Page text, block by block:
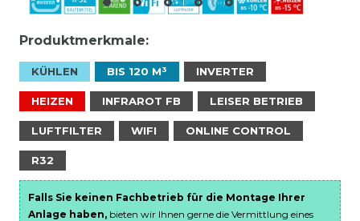
Produktmerkmale:
KÜHLEN BIS 120 M³ INVERTER
HEIZEN INFRAROT FB LEISER BETRIEB
LUFTFILTER WIFI ONLINE CONTROL
R32
Falls Sie keinen Fachbetrieb für die Montage Ihrer
Anlage haben, bieten wir Ihnen gerne die Vermittlung eines